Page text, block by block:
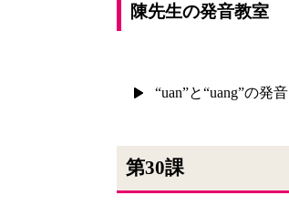
陳先生の発音教室
“uan”と“uang”の発音
第30課